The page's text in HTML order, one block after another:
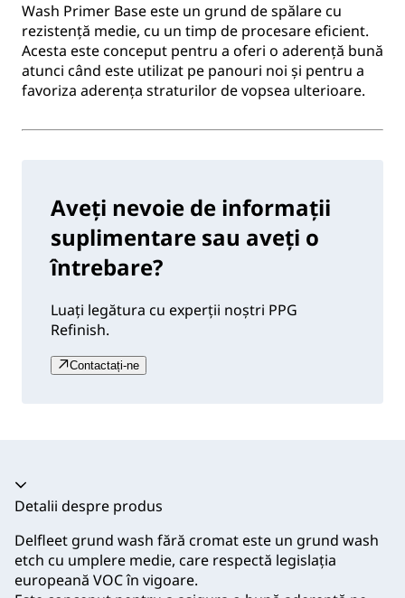
Wash Primer Base este un grund de spălare cu
rezistență medie, cu un timp de procesare eficient.
Acesta este conceput pentru a oferi o aderență bună
atunci când este utilizat pe panouri noi și pentru a
favoriza aderența straturilor de vopsea ulterioare.
Aveți nevoie de informații
suplimentare sau aveți o
întrebare?
Luați legătura cu experții noștri PPG
Refinish.
Contactați-ne
Acordeon prăbușit
Detalii despre produs
Delfleet grund wash fără cromat este un grund wash
etch cu umplere medie, care respectă legislația
europeană VOC în vigoare.